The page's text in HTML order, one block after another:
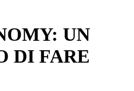
UN
DI FARE